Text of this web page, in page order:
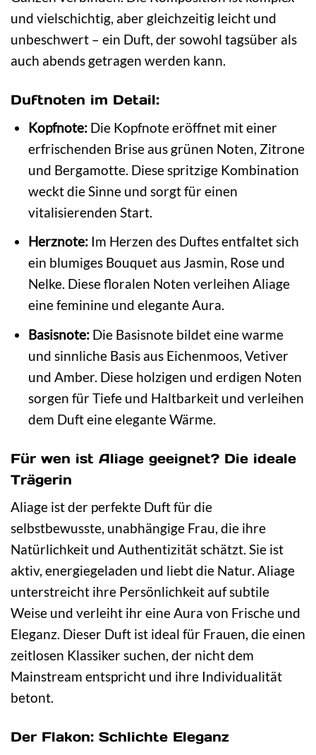
und vielschichtig, aber gleichzeitig leicht und
unbeschwert – ein Duft, der sowohl tagsüber als
auch abends getragen werden kann.
Duftnoten im Detail:
Kopfnote:Die Kopfnote eröffnet mit einer
erfrischenden Brise aus grünen Noten, Zitrone
und Bergamotte. Diese spritzige Kombination
weckt die Sinne und sorgt für einen
vitalisierenden Start.
Herznote:Im Herzen des Duftes entfaltet sich
ein blumiges Bouquet aus Jasmin, Rose und
Nelke. Diese floralen Noten verleihen Aliage
eine feminine und elegante Aura.
Basisnote:Die Basisnote bildet eine warme
und sinnliche Basis aus Eichenmoos, Vetiver
und Amber. Diese holzigen und erdigen Noten
sorgen für Tiefe und Haltbarkeit und verleihen
dem Duft eine elegante Wärme.
Für wen ist Aliage geeignet? Die ideale
Trägerin
Aliage ist der perfekte Duft für die
selbstbewusste, unabhängige Frau, die ihre
Natürlichkeit und Authentizität schätzt. Sie ist
aktiv, energiegeladen und liebt die Natur. Aliage
unterstreicht ihre Persönlichkeit auf subtile
Weise und verleiht ihr eine Aura von Frische und
Eleganz. Dieser Duft ist ideal für Frauen, die einen
zeitlosen Klassiker suchen, der nicht dem
Mainstream entspricht und ihre Individualität
betont.
Der Flakon: Schlichte Eleganz